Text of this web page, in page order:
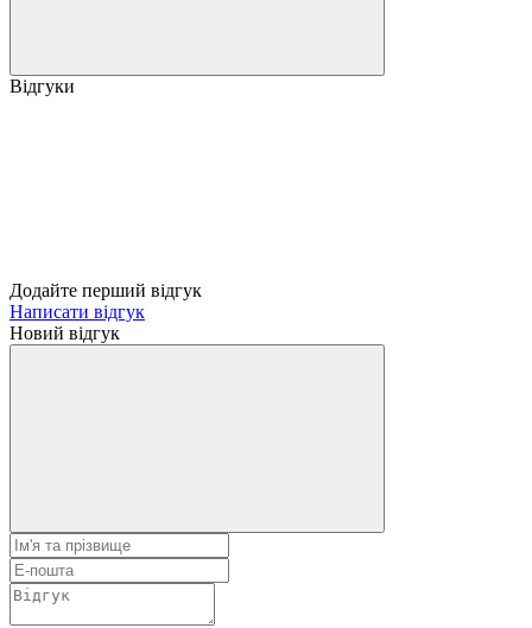
Відгуки
Додайте перший відгук
Написати відгук
Новий відгук